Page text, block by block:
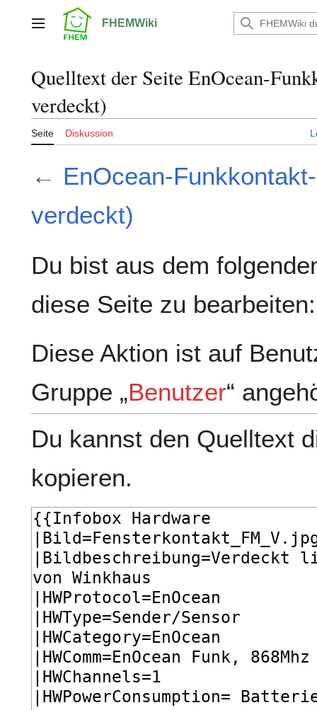
springenHauptmenü FHEMWiki
Quelltext der Seite EnOcean-
verdeckt)
Seite Diskussion
← EnOcean-
verdeckt)
Du bist aus dem
diese Seite zu bearbeiten:
Diese Aktion ist auf
Gruppe „Benutzer“
Du kannst den Quelltext
kopieren.